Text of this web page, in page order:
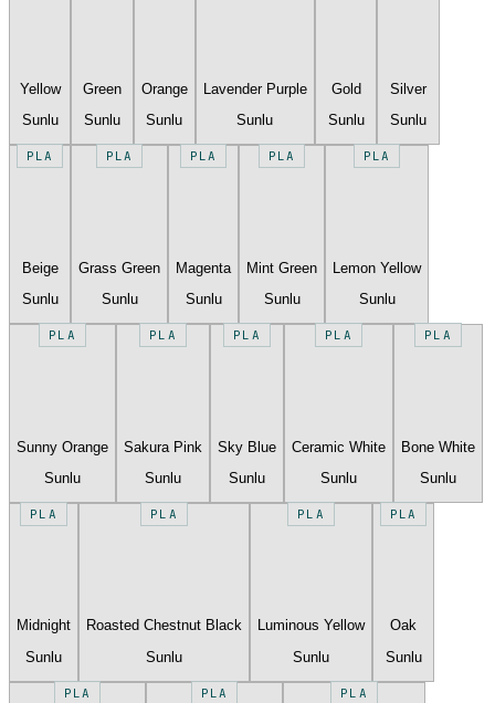
Yellow
Sunlu
Green
Sunlu
Orange
Sunlu
Lavender Purple
Sunlu
Gold
Sunlu
Silver
Sunlu
PLA
Beige
Sunlu
PLA
Grass Green
Sunlu
PLA
Magenta
Sunlu
PLA
Mint Green
Sunlu
PLA
Lemon Yellow
Sunlu
PLA
Sunny Orange
Sunlu
PLA
Sakura Pink
Sunlu
PLA
Sky Blue
Sunlu
PLA
Ceramic White
Sunlu
PLA
Bone White
Sunlu
PLA
Midnight
Sunlu
PLA
Roasted Chestnut Black
Sunlu
PLA
Luminous Yellow
Sunlu
PLA
Oak
Sunlu
PLA PLA PLA